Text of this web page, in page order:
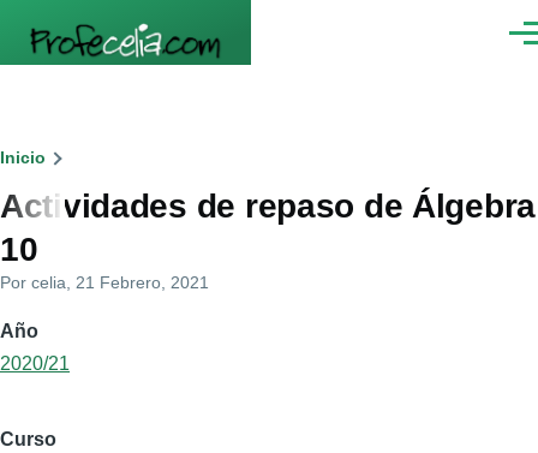
Ruta
de
navegación
Inicio
Actividades de repaso de Álgebra
10
Por celia , 21 Febrero, 2021
Año
2020/21
Curso